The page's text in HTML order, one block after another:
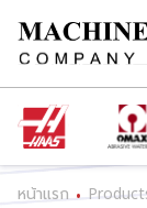
หน้าแรก •